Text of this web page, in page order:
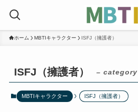
ホーム MBTIキャラクター ISFJ（擁護者）
ISFJ（擁護者） –
MBTIキャラクター ISFJ（擁護者）